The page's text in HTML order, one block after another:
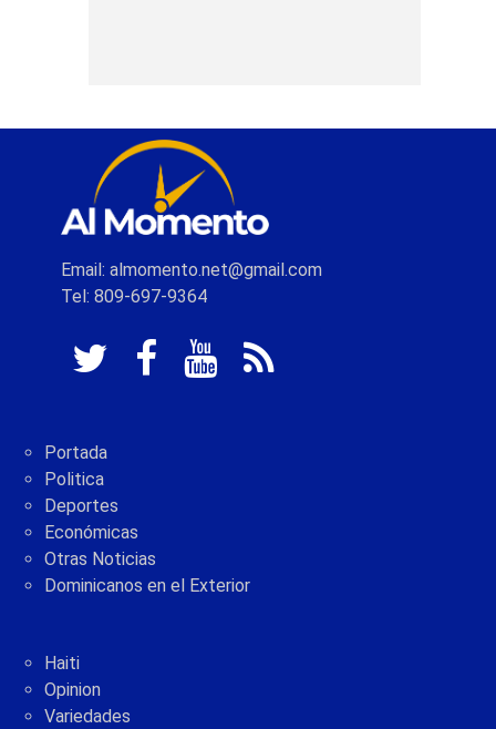
Email: almomento.net@gmail.com
Tel: 809-697-9364
Portada
Politica
Deportes
Económicas
Otras Noticias
Dominicanos en el Exterior
Haiti
Opinion
Variedades